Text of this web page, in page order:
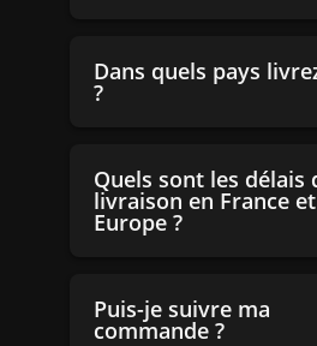
Dans quels pays
?
Quels sont les délais
livraison en France
Europe ?
Puis-je suivre ma
commande ?